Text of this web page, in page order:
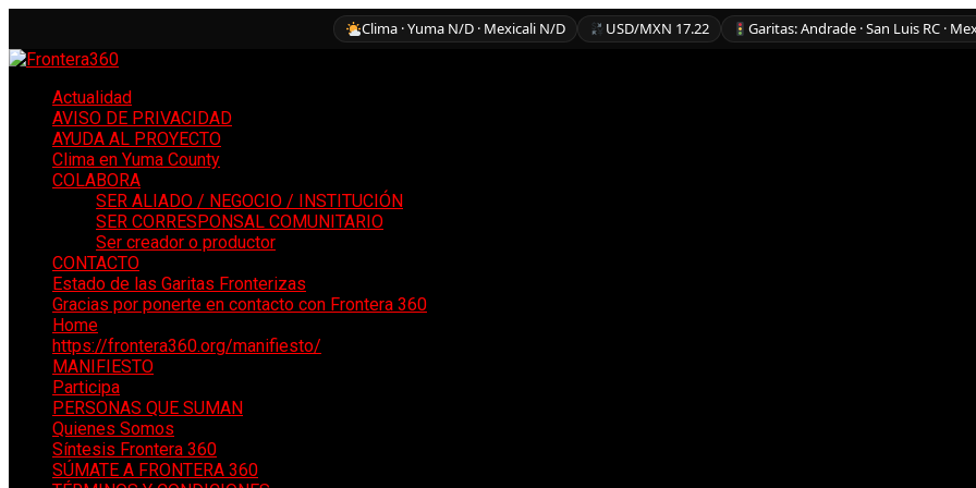
Clima · Yuma N/D · Mexicali N/D USD/MXN 17.22 Garitas: Andrade · San Luis RC ·
Actualidad
AVISO DE PRIVACIDAD
AYUDA AL PROYECTO
Clima en Yuma County
COLABORA
SER ALIADO / NEGOCIO / INSTITUCIÓN
SER CORRESPONSAL COMUNITARIO
Ser creador o productor
CONTACTO
Estado de las Garitas Fronterizas
Gracias por ponerte en contacto con Frontera 360
Home
https://frontera360.org/manifiesto/
MANIFIESTO
Participa
PERSONAS QUE SUMAN
Quienes Somos
Síntesis Frontera 360
SÚMATE A FRONTERA 360